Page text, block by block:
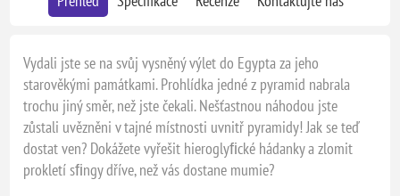
Vydali jste se na svůj vysněný výlet do Egypta za jeho
starověkými památkami. Prohlídka jedné z pyramid nabrala
trochu jiný směr, než jste čekali. Nešťastnou náhodou jste
zůstali uvězněni v tajné místnosti uvnitř pyramidy! Jak se teď
dostat ven? Dokážete vyřešit hieroglyﬁcké hádanky a zlomit
prokletí sﬁngy dříve, než vás dostane mumie?